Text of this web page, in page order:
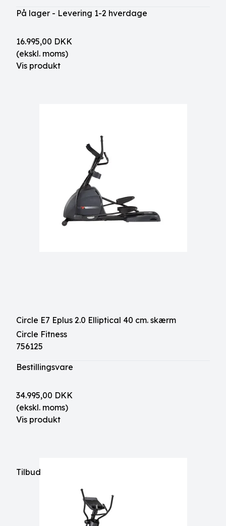
På lager - Levering 1-2 hverdage
16.995,00 DKK
(ekskl. moms)
Vis produkt
Circle E7 Eplus 2.0 Elliptical 40 cm. skærm
Circle Fitness
756125
Bestillingsvare
34.995,00 DKK
(ekskl. moms)
Vis produkt
Tilbud